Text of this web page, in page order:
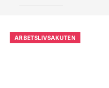
ARBETSLIVSAKUTEN